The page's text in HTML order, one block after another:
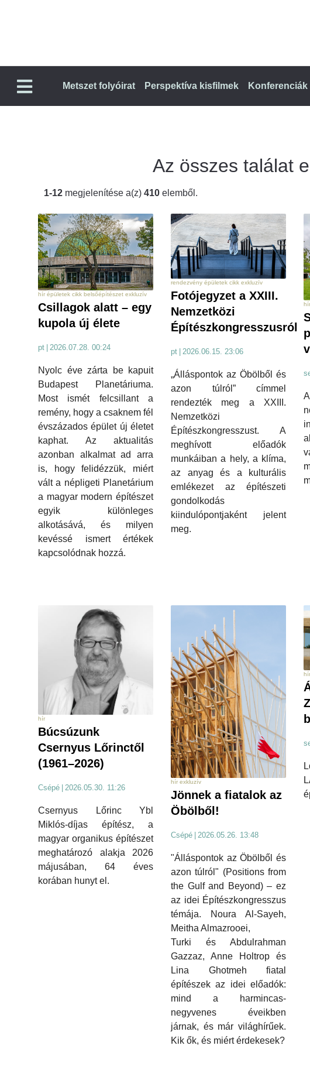
Metszet folyóirat Perspektíva kisfilmek Konferenciák
Az összes találat
1-12 megjelenítése a(z) 410 elemből.
hír épületek cikk belsőépítészet exkluzív
Csillagok alatt – egy
kupola új élete
pt 2026.07.28. 00:24
Nyolc éve zárta be kapuit
Budapest Planetáriuma.
Most ismét felcsillant a
remény, hogy a csaknem fél
évszázados épület új életet
kaphat. Az aktualitás
azonban alkalmat ad arra
is, hogy felidézzük, miért
vált a népligeti Planetárium
a magyar modern építészet
egyik különleges
alkotásává, és milyen
kevéssé ismert értékek
kapcsolódnak hozzá.
rendezvény épületek cikk exkluzív
Fotójegyzet a XXIII.
Nemzetközi
Építészkongresszusról
pt | 2026.06.15. 23:06
„Álláspontok az Öbölből és
azon túlról” címmel
rendezték meg a XXIII.
Nemzetközi
Építészkongresszust. A
meghívott előadók
munkáiban a hely, a klíma,
az anyag és a kulturális
emlékezet az építészeti
gondolkodás
kiindulópontjaként jelent
meg.
hír
Búcsúzunk
Csernyus Lőrinctől
(1961–2026)
Csépé 2026.05.30. 11:26
Csernyus Lőrinc Ybl
Miklós-díjas építész, a
magyar organikus építészet
meghatározó alakja 2026
májusában, 64 éves
korában hunyt el.
hír exkluzív
Jönnek a fiatalok az
Öbölből!
Csépé 2026.05.26. 13:48
"Álláspontok az Öbölből és
azon túlról" (Positions from
the Gulf and Beyond) – ez
az idei Építészkongresszus
témája. Noura Al-Sayeh,
Meitha Almazrooei,
Turki és Abdulrahman
Gazzaz, Anne Holtrop és
Lina Ghotmeh fiatal
építészek az idei előadók:
mind a harmincas-
negyvenes éveikben
járnak, és már világhírűek.
Kik ők, és miért érdekesek?